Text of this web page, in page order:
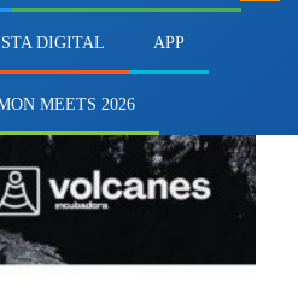
DIGITAL APP
MEETS 2026